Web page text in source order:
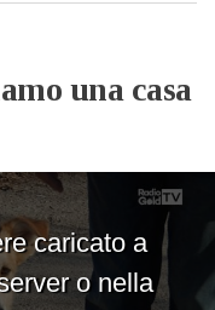
una casa